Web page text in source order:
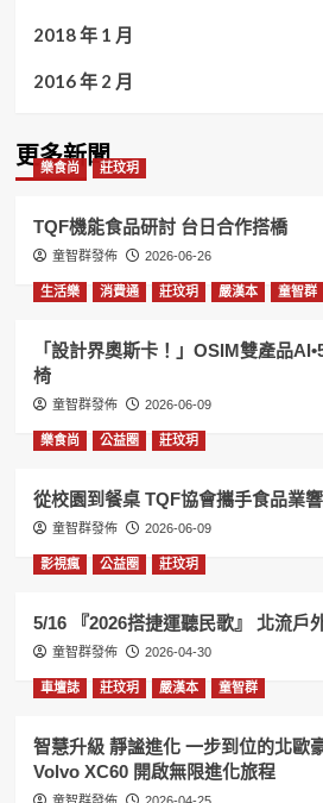
2018 年 1 月
2016 年 2 月
更多新聞
樂食尚 莊玟玥
TQF機能食品研討 台日合作搭橋
童智群發佈 2026-06-26
生活樂 消費通 莊玟玥 嚴漢本 童智群
「設計界奧斯卡！」OSIM雙產品
椅
童智群發佈 2026-06-09
樂食尚 公益圈 莊玟玥
從校園到餐桌 TQF協會攜手食品業
童智群發佈 2026-06-09
影視瘋 公益圈 莊玟玥
5/16 『2026搭捷運聽民歌』 北流戶
童智群發佈 2026-04-30
車壇誌 莊玟玥 嚴漢本 童智群
智慧升級 靜謐進化 一步到位的北歐
Volvo XC60 開啟無限進化旅程